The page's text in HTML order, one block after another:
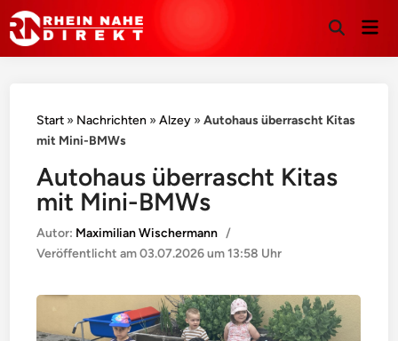
Suche
Start » Nachrichten »Alzey »Autohaus überrascht Kitas
mit Mini-BMWs
Autohaus überrascht Kitas
mit Mini-BMWs
Autor: Maximilian Wischermann /
Veröffentlicht am03.07.2026 um 13:58 Uhr